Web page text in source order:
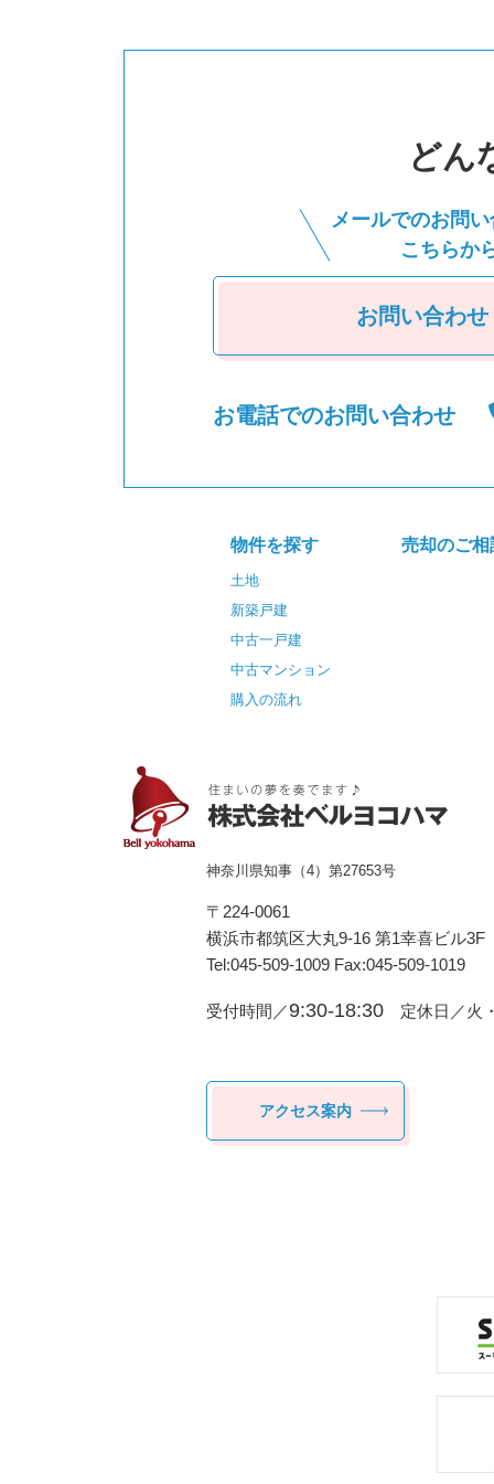
どん
メールでのお問
こちらか
お問い合わせ
お電話でのお問い合わせ
物件を探す
土地
新築戸建
中古一戸建
中古マンション
購入の流れ
売却のご相
神奈川県知事（4）第27653号
〒224-0061
横浜市都筑区⼤丸9-16 第1幸喜ビル3F
Tel:045-509-1009 Fax:045-509-1019
受付時間／9:30-18:30 定休日／火
アクセス案内